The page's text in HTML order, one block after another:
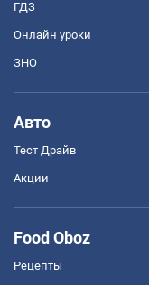
ГДЗ
Онлайн уроки
ЗНО
Авто
Тест Драйв
Акции
Food Oboz
Рецепты